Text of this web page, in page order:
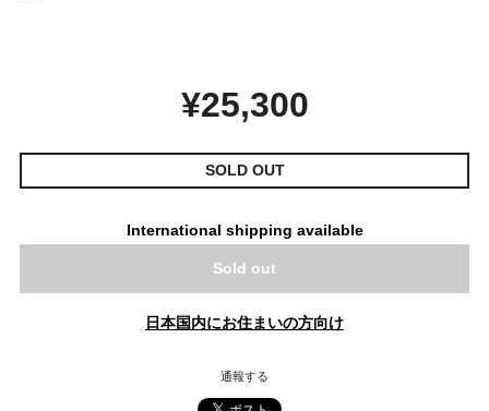
¥25,300
SOLD OUT
International shipping available
Sold out
日本国内にお住まいの方向け
通報する